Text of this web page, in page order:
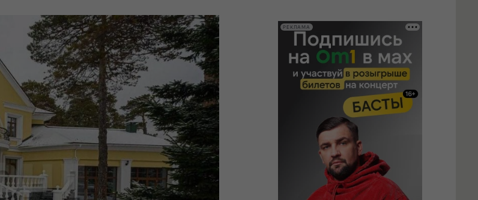
РЕКЛАМА